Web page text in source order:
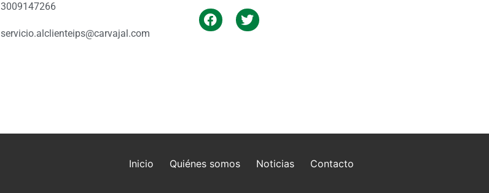
3009147266
servicio.alclienteips@carvajal.com
Inicio Quiénes somos Noticias Contacto